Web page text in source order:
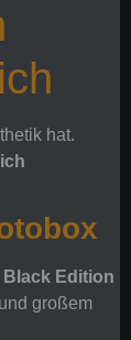
hat.
Black Edition
großem